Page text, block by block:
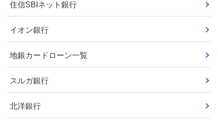
住信SBIネット銀行
イオン銀行
地銀カードローン一覧
スルガ銀行
北洋銀行